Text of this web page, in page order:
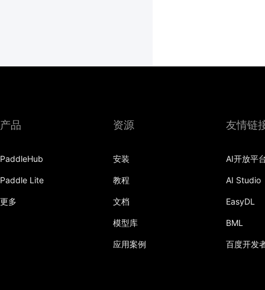
产品
PaddleHub
Paddle Lite
更多
资源
安装
教程
文档
模型库
应用案例
友情链
AI开放平
AI Studio
EasyDL
BML
百度开发